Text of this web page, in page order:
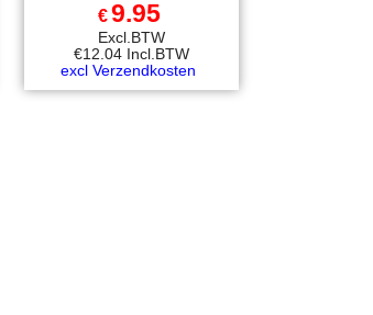
€9.95
Excl.BTW
€12.04 Incl.BTW
excl Verzendkosten